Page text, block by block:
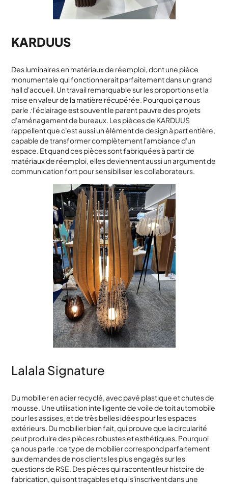
KARDUUS
Des luminaires en matériaux de réemploi, dont une pièce
monumentale qui fonctionnerait parfaitement dans un grand
hall d'accueil. Un travail remarquable sur les proportions et la
mise en valeur de la matière récupérée. Pourquoi ça nous
parle :l'éclairage est souvent le parent pauvre des projets
d'aménagement de bureaux. Les pièces de KARDUUS
rappellent que c'est aussi un élément de design à part entière,
capable de transformer complètement l'ambiance d'un
espace. Et quand ces pièces sont fabriquées à partir de
matériaux de réemploi, elles deviennent aussi un argument de
communication fort pour sensibiliser les collaborateurs.
Lalala Signature
Du mobilier en acier recyclé, avec pavé plastique et chutes de
mousse. Une utilisation intelligente de voile de toit automobile
pour les assises, et de très belles idées pour les espaces
extérieurs. Du mobilier bien fait, qui prouve que la circularité
peut produire des pièces robustes et esthétiques. Pourquoi
ça nous parle :ce type de mobilier correspond parfaitement
aux demandes de nos clients les plus engagés sur les
questions de RSE. Des pièces qui racontent leur histoire de
fabrication, qui sont traçables et qui s'inscrivent dans une